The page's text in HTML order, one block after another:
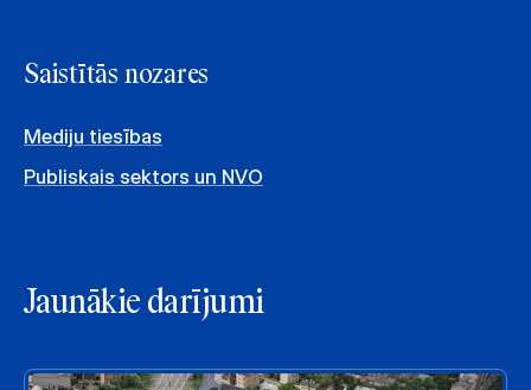
Saistītās nozares
Mediju tiesības
Publiskais sektors un NVO
Jaunākie darījumi